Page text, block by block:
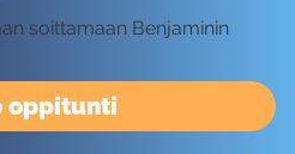
oppitunti
soittamaan Benjaminin